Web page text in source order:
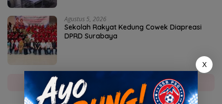
Agustus 5, 2026
Sekolah Rakyat Kedung Cowek Diapreasi
DPRD Surabaya
Selengkapnya
X